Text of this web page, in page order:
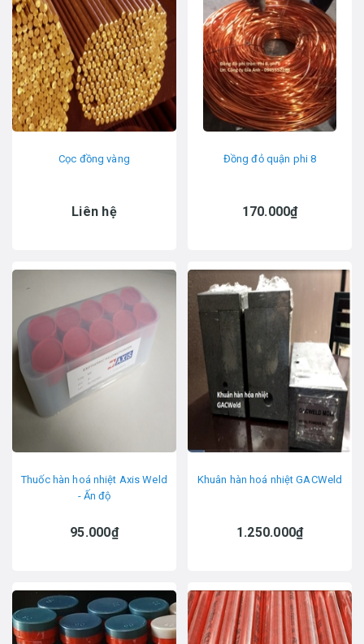
Cọc đồng vàng
Liên hệ
Đồng đỏ quận phi 8
170.000₫
Thuốc hàn hoá nhiệt Axis Weld
- Ấn độ
95.000₫
Khuân hàn hoá nhiệt GACWeld
1.250.000₫